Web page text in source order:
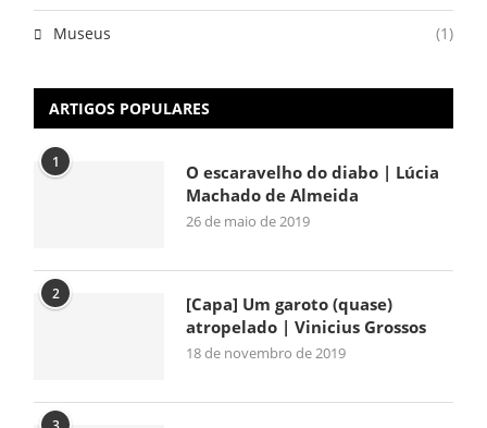
Museus (1)
ARTIGOS POPULARES
1
O escaravelho do diabo | Lúcia
Machado de Almeida
26 de maio de 2019
2
[Capa] Um garoto (quase)
atropelado | Vinicius Grossos
18 de novembro de 2019